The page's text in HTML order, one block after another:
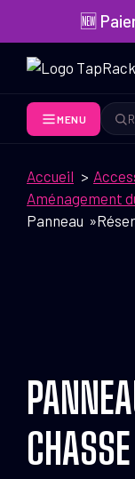
contenu
🆕
MENU
Accueil
Aménagement
Panneau